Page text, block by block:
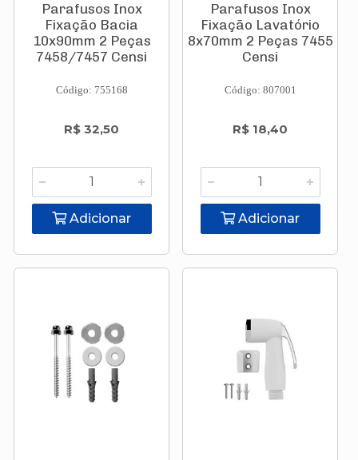
Parafusos Inox
Fixação Bacia
10x90mm 2 Peças
7458/7457 Censi
Código: 755168
R$ 32,50
Adicionar
Parafusos Inox
Fixação Lavatório
8x70mm 2 Peças 7455
Censi
Código: 807001
R$ 18,40
Adicionar